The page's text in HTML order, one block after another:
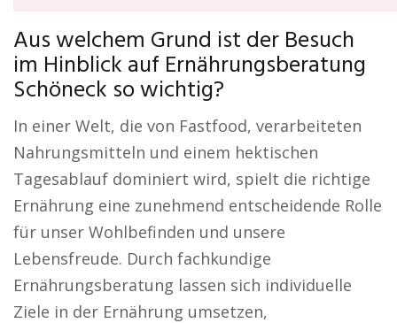
Aus welchem Grund ist der Besuch
im Hinblick auf Ernährungsberatung
Schöneck so wichtig?
In einer Welt, die von Fastfood, verarbeiteten
Nahrungsmitteln und einem hektischen
Tagesablauf dominiert wird, spielt die richtige
Ernährung eine zunehmend entscheidende Rolle
für unser Wohlbefinden und unsere
Lebensfreude. Durch fachkundige
Ernährungsberatung lassen sich individuelle
Ziele in der Ernährung umsetzen,